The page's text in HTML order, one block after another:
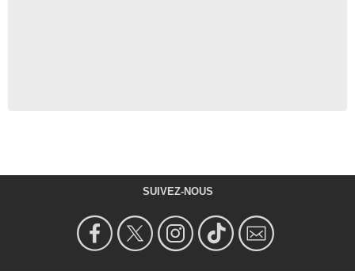
SUIVEZ-NOUS